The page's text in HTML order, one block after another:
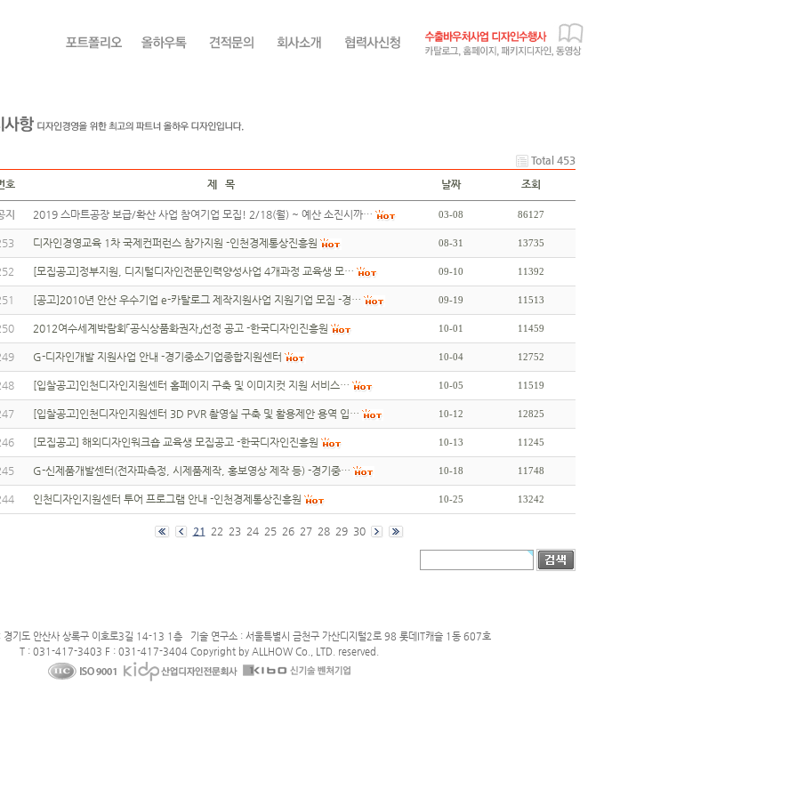
Total 453
호
제 목 날짜 조회
지 2019 스마트공장 보급/확산 사업 참여기업 모집! 2/18(월) ~ 예산 소진시까… 03-08 86127
디자인경영교육 1차 국제컨퍼런스 참가지원 -인천경제통상진흥원 08-31 13735
[모집공고]정부지원, 디지털디자인전문인력양성사업 4개과정 교육생 모… 09-10 11392
[공고]2010년 안산 우수기업 e-카탈로그 제작지원사업 지원기업 모집 -경… 09-19 11513
2012여수세계박람회「공식상품화권자」선정 공고 -한국디자인진흥원 10-01 11459
G-디자인개발 지원사업 안내 -경기중소기업종합지원센터 10-04 12752
[입찰공고]인천디자인지원센터 홈페이지 구축 및 이미지컷 지원 서비스… 10-05 11519
[입찰공고]인천디자인지원센터 3D PVR 촬영실 구축 및 활용제안 용역 입… 10-12 12825
[모집공고] 해외디자인워크숍 교육생 모집공고 -한국디자인진흥원 10-13 11245
G-신제품개발센터(전자파측정, 시제품제작, 홍보영상 제작 등) -경기중… 10-18 11748
인천디자인지원센터 투어 프로그램 안내 -인천경제통상진흥원 10-25 13242
21 22 23 24 25 26 27 28 29 30
기도 안산사 상록구 이호로3길 14-13 1층 기술 연구소 : 서울특별시 금천구 가산디지털2로 98 롯데IT캐슬 1동 607호
T : 031-417-3403 F : 031-417-3404 Copyright by ALLHOW Co., LTD. reserved.